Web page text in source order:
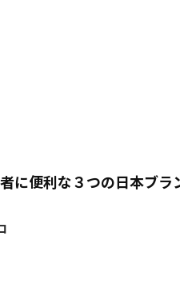
に便利な３つの日本ブラ